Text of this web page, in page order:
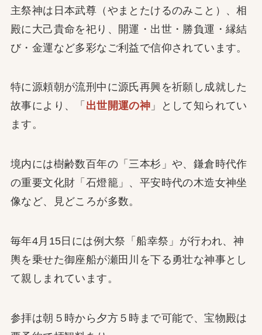
主祭神は日本武尊（やまとたけるのみこと）、相
殿に大己貴命を祀り、開運・出世・勝負運・縁結
び・金運など多彩なご利益で信仰されています。
特に源頼朝が流刑中に源氏再興を祈願し成就した
故事により、「 出世開運の神 」として知られてい
ます。
境内には樹齢数百年の「三本杉」や、鎌倉時代作
の重要文化財「石燈籠」、平安時代の木造女神坐
像など、見どころが多数。
毎年4月15日には例大祭「船幸祭」が行われ、神
輿を乗せた御座船が瀬田川を下る勇壮な神事とし
て親しまれています。
参拝は朝５時から夕方５時まで可能で、宝物殿は